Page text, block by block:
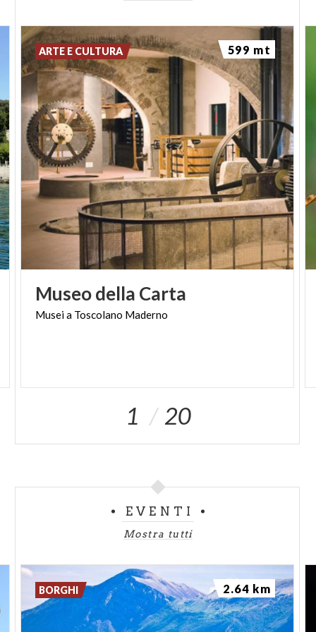
esempio d’archeologia industriale.
Monumento verde liberamente visitabile.
(PH: LUCA PERNECHELE)
Museodella Carta
Museia Toscolano Maderno
ARTE E CULTURA 599 mt
1 20
EVENTI
Mostra tutti
BORGHI 2.64 km